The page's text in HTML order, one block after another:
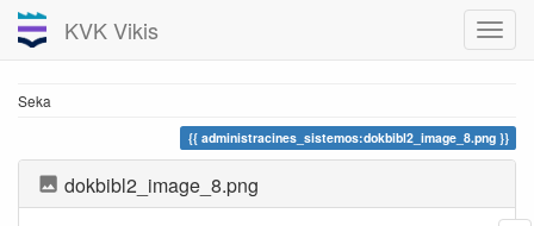
KVK Vikis
Seka
administracines_sistemos:dokbibl2_image_8.png
dokbibl2_image_8.png